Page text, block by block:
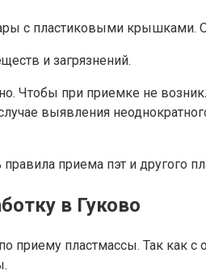
с пластиковыми
и загрязнений.
Чтобы при приемке не
выявления
приема пэт и другого
в Гуково
пластмассы. Так как с